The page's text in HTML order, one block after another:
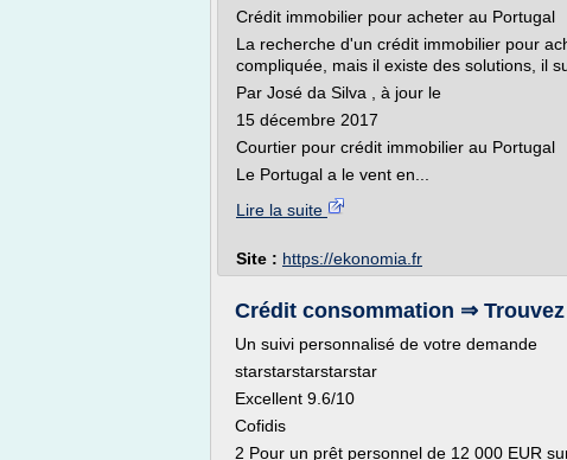
Crédit immobilier pour acheter au Portugal
La recherche d'un crédit immobilier pour
compliquée, mais il existe des solutions, il
Par José da Silva , à jour le
15 décembre 2017
Courtier pour crédit immobilier au Portugal
Le Portugal a le vent en...
Lire la suite
Site : https://ekonomia.fr
Crédit consommation ⇒
Un suivi personnalisé de votre demande
starstarstarstarstar
Excellent 9.6/10
Cofidis
2 Pour un prêt personnel de 12 000 EUR